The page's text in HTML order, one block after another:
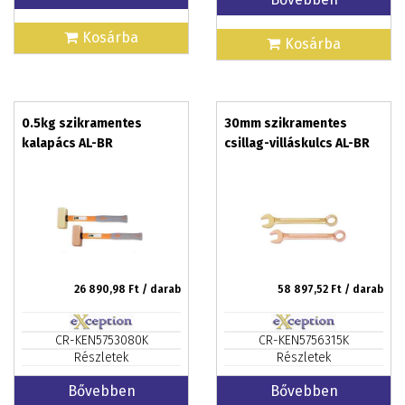
Kosárba Kosárba
0.5kg szikramentes
kalapács AL-BR
26 890,98 Ft / darab
CR-KEN5753080K
Részletek
Bővebben
30mm szikramentes
csillag-villáskulcs AL-BR
58 897,52 Ft / darab
CR-KEN5756315K
Részletek
Bővebben